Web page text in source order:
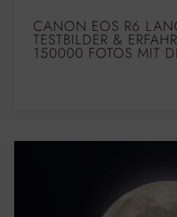
CANON EOS R6
TESTBILDER &
150000 FOTOS MIT